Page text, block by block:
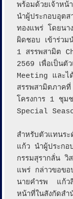
พร้อมด้วยเจ้าหน้
นำผู้ประกอบอุต
ทองแพร่ โดยน
ผิดชอบ เข้าร่วม
1 สรรพสามิต
2569 เพื่อเป็นตั
Meeting และไ
สรรพสามิตภาค
โครงการ 1 ชุม
Special
สำหรับตัวแทน
แก้ว นำผู้ประกอ
กรรมสุรากลั่น วิ
แพร่ กล่าวขอข
นายคำรพ  แก้ว
หน้าที่ในสังกัดส